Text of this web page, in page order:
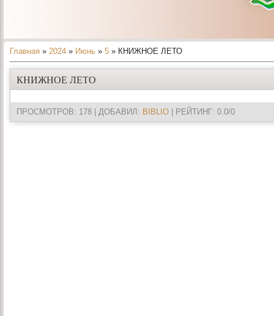
Главная » 2024 » Июнь » 5 » КНИЖНОЕ ЛЕТО
КНИЖНОЕ ЛЕТО
ПРОСМОТРОВ: 178 | ДОБАВИЛ: BIBLIO | РЕЙТИНГ: 0.0/0